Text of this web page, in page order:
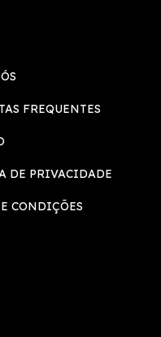
FREQUENTES
DE PRIVACIDADE
CONDIÇÕES